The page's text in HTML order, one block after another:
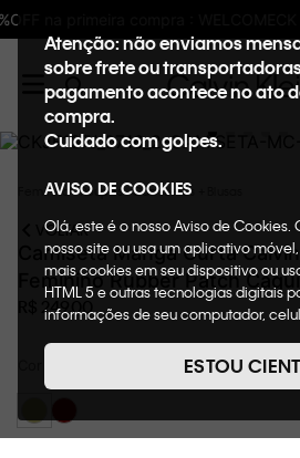
Frete GRÁTIS
Atenção: não enviamos
sobre frete ou
pagamento acontece no ato
compra.
Cuidado com golpes.
AVISO DE COOKIES
Olá, este é o nosso Aviso de
nosso site ou usa um aplicativo
mais cookies em seu dispositivo ou
HTML 5 e outras tecnologias digitais
informações de seu computador,
de cookies, informaremos quais
suas funções. A forma como
nosso Aviso de Privacidade. Quando
ESTOU
Feminino Roupas Camisetas + Blusas
VOLTAR
Camiseta Manga Curta
Feminino Rubber Patch
249,00